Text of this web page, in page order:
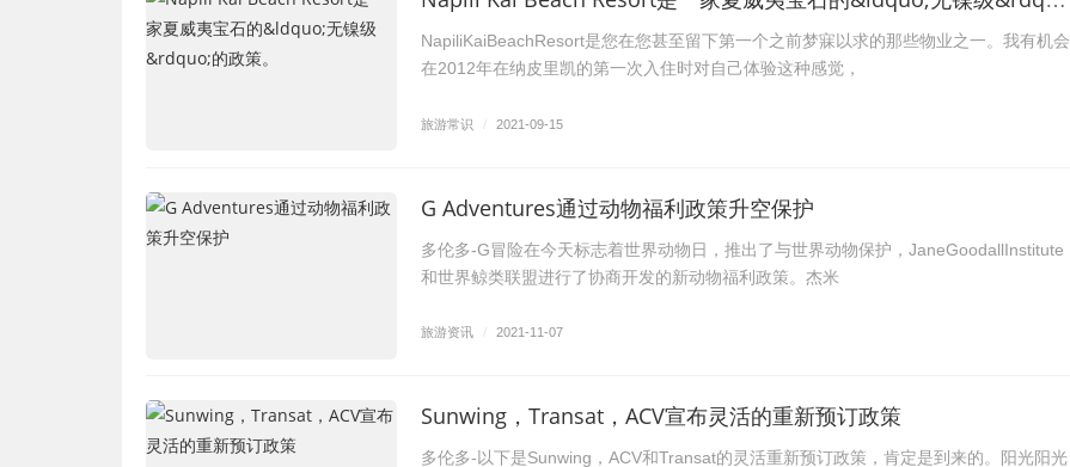
NapiliKaiBeachResort是您在您甚至留下第一个之前梦寐以求的那些物业之一。我有机会
在2012年在纳皮里凯的第一次入住时对自己体验这种感觉，
旅游常识 / 2021-09-15
G Adventures通过动物福利政策升空保护
多伦多-G冒险在今天标志着世界动物日，推出了与世界动物保护，JaneGoodallInstitute
和世界鲸类联盟进行了协商开发的新动物福利政策。杰米
旅游资讯 / 2021-11-07
Sunwing，Transat，ACV宣布灵活的重新预订政策
多伦多-以下是Sunwing，ACV和Transat的灵活重新预订政策，肯定是到来的。阳光阳光